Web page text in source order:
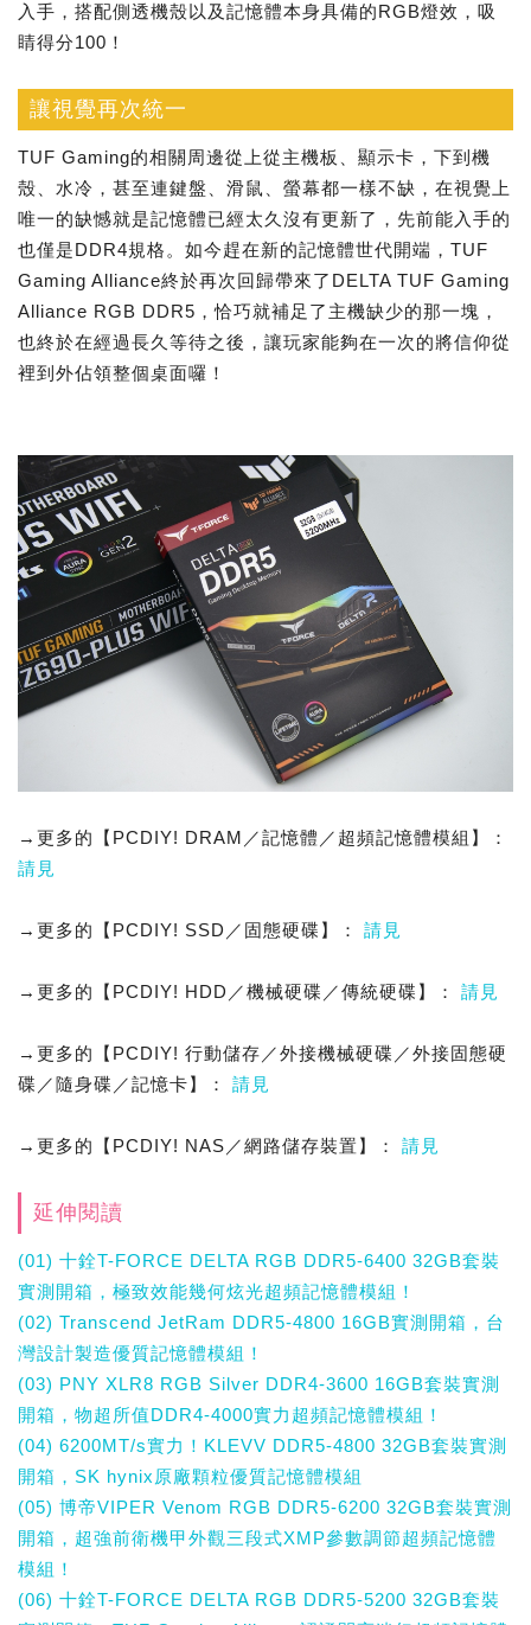
入手，搭配側透機殼以及記憶體本身具備的RGB燈效，吸
睛得分100！
讓視覺再次統一
TUF Gaming的相關周邊從上從主機板、顯示卡，下到機
殼、水冷，甚至連鍵盤、滑鼠、螢幕都一樣不缺，在視覺上
唯一的缺憾就是記憶體已經太久沒有更新了，先前能入手的
也僅是DDR4規格。如今趕在新的記憶體世代開端，TUF
Gaming Alliance終於再次回歸帶來了DELTA TUF Gaming
Alliance RGB DDR5，恰巧就補足了主機缺少的那一塊，
也終於在經過長久等待之後，讓玩家能夠在一次的將信仰從
裡到外佔領整個桌面囉！
→更多的【PCDIY! DRAM／記憶體／超頻記憶體模組】：
請見
→更多的【PCDIY! SSD／固態硬碟】： 請見
→更多的【PCDIY! HDD／機械硬碟／傳統硬碟】： 請見
→更多的【PCDIY! 行動儲存／外接機械硬碟／外接固態硬
碟／隨身碟／記憶卡】： 請見
→更多的【PCDIY! NAS／網路儲存裝置】： 請見
延伸閱讀
(01) 十銓T-FORCE DELTA RGB DDR5-6400 32GB套裝
實測開箱，極致效能幾何炫光超頻記憶體模組！
(02) Transcend JetRam DDR5-4800 16GB實測開箱，台
灣設計製造優質記憶體模組！
(03) PNY XLR8 RGB Silver DDR4-3600 16GB套裝實測
開箱，物超所值DDR4-4000實力超頻記憶體模組！
(04) 6200MT/s實力！KLEVV DDR5-4800 32GB套裝實測
開箱，SK hynix原廠顆粒優質記憶體模組
(05) 博帝VIPER Venom RGB DDR5-6200 32GB套裝實測
開箱，超強前衛機甲外觀三段式XMP參數調節超頻記憶體
模組！
(06) 十銓T-FORCE DELTA RGB DDR5-5200 32GB套裝